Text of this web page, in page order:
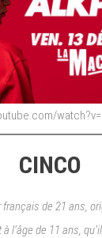
CINCO
de 21 ans,
à l’âge de 11 ans,